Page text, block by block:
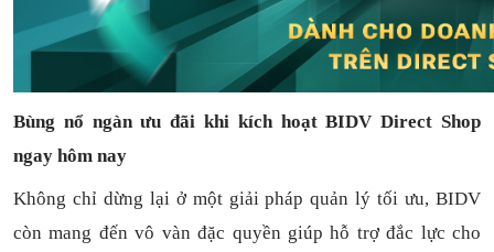
Bùng nổ ngàn ưu đãi khi kích hoạt BIDV Direct Shop
ngay hôm nay
Không chỉ dừng lại ở một giải pháp quản lý tối ưu, BIDV
còn mang đến vô vàn đặc quyền giúp hỗ trợ đắc lực cho